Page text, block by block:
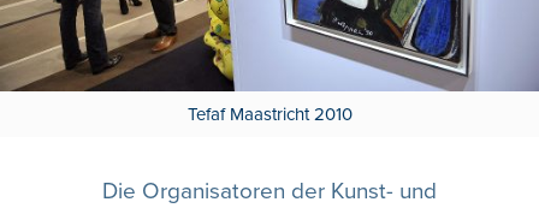
Tefaf Maastricht 2010
Die Organisatoren der Kunst- und